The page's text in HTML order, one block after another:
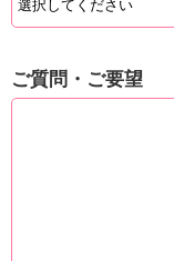
ご質問・ご要望